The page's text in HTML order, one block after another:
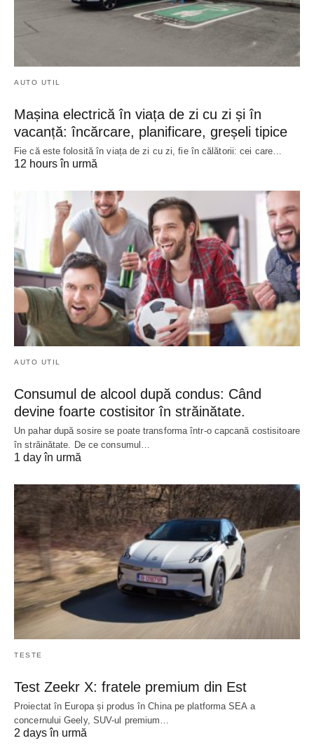
AUTO UTIL
Mașina electrică în viața de zi cu zi și în
vacanță: încărcare, planificare, greșeli tipice
Fie că este folosită în viața de zi cu zi, fie în călătorii: cei care…
12 hours în urmă
AUTO UTIL
Consumul de alcool după condus: Când
devine foarte costisitor în străinătate.
Un pahar după sosire se poate transforma într-o capcană costisitoare
în străinătate. De ce consumul…
1 day în urmă
TESTE
Test Zeekr X: fratele premium din Est
Proiectat în Europa și produs în China pe platforma SEA a
concernului Geely, SUV-ul premium…
2 days în urmă